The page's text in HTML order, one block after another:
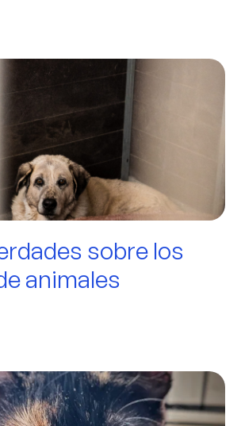
sobre los
animales